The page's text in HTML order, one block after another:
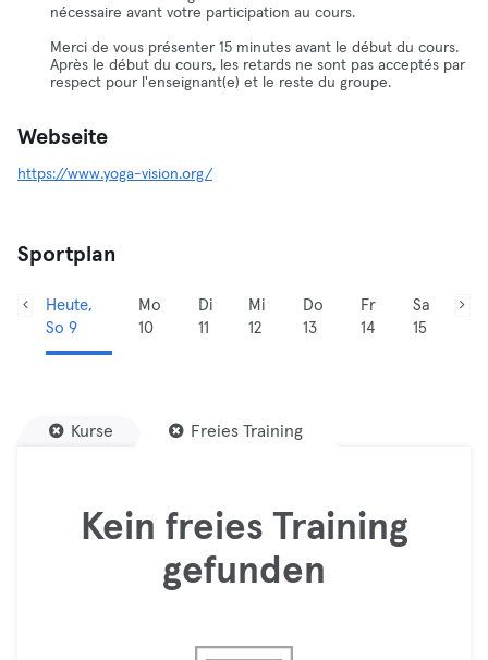
nécessaire avant votre participation au cours.
Merci de vous présenter 15 minutes avant le début du cours.
Après le début du cours, les retards ne sont pas acceptés par
respect pour l'enseignant(e) et le reste du groupe.
Webseite
https://www.yoga-vision.org/
Sportplan
Heute,
So 9
Mo
10
Di
11
Mi
12
Do
13
Fr
14
Sa
15
Kurse Freies Training
Kein freies Training
gefunden